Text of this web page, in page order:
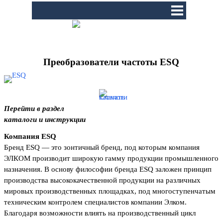
Перейти к контенту
Преобразователи частоты ESQ
Перейти в раздел
каталоги и инструкции
Компания ESQ
Бренд ESQ — это зонтичный бренд, под которым компания
ЭЛКОМ производит широкую гамму продукции промышленного
назначения. В основу философии бренда ESQ заложен принцип
производства высококачественной продукции на различных
мировых производственных площадках, под многоступенчатым
техническим контролем специалистов компании Элком.
Благодаря возможности влиять на производственный цикл